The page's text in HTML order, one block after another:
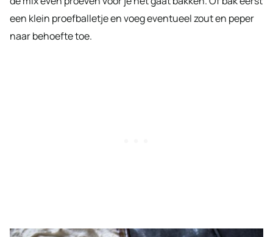
een klein proefballetje en voeg eventueel zout en peper
naar behoefte toe.